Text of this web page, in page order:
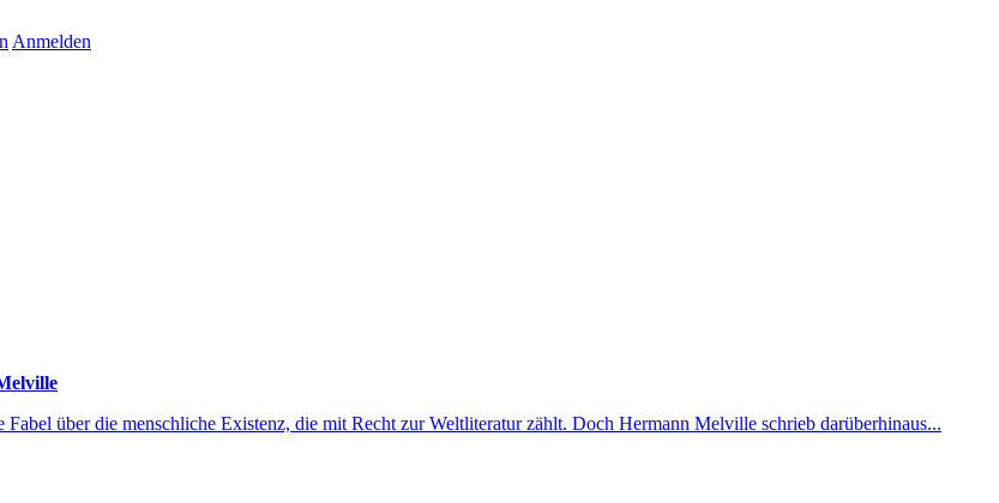
Anmelden
über die menschliche Existenz, die mit Recht zur Weltliteratur zählt. Doch Hermann Melville schrieb darüberhinaus...